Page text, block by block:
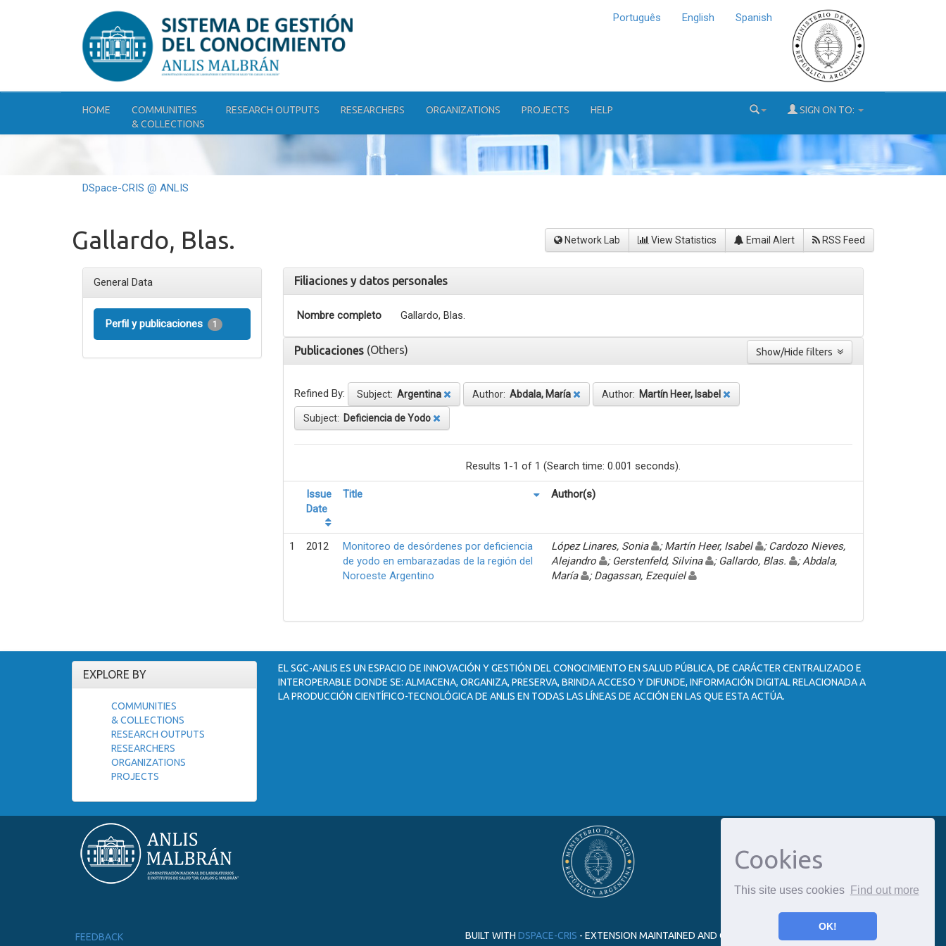
Cookies
This site uses cookies Find out more
OK!
Português English Spanish
HOME
COMMUNITIES
& COLLECTIONS
RESEARCH OUTPUTS RESEARCHERS ORGANIZATIONS PROJECTS HELP SIGN ON TO:
DSpace-CRIS @ ANLIS
Gallardo, Blas. Network Lab View Statistics Email Alert RSS Feed
General Data
Perfil y publicaciones 1
Filiaciones y datos personales
Nombre completo Gallardo, Blas.
Publicaciones (Others)
Refined By: Subject: Argentina Author: Abdala, María Author: Martín Heer, Isabel
Subject: Deficiencia de Yodo
Results 1-1 of 1 (Search time: 0.001 seconds).
Issue
Date
Title Author(s)
1 2012
Monitoreo de desórdenes por deficiencia
de yodo en embarazadas de la región del
Noroeste Argentino
López Linares, Sonia ; Martín Heer, Isabel
; Cardozo Nieves,
Alejandro
; Gerstenfeld, Silvina ; Gallardo, Blas.
; Abdala,
María
; Dagassan, Ezequiel
EXPLORE BY
COMMUNITIES
& COLLECTIONS
RESEARCH OUTPUTS
RESEARCHERS
ORGANIZATIONS
PROJECTS
EL SGC-ANLIS ES UN ESPACIO DE INNOVACIÓN Y GESTIÓN DEL CONOCIMIENTO EN SALUD PÚBLICA, DE CARÁCTER CENTRALIZADO E
INTEROPERABLE DONDE SE: ALMACENA, ORGANIZA, PRESERVA, BRINDA ACCESO Y DIFUNDE, INFORMACIÓN DIGITAL RELACIONADA A
LA PRODUCCIÓN CIENTÍFICO-TECNOLÓGICA DE ANLIS EN TODAS LAS LÍNEAS DE ACCIÓN EN LAS QUE ESTA ACTÚA.
FEEDBACK BUILT WITH DSPACE-CRIS - EXTENSION MAINTAINED AND OPTIMIZED BY